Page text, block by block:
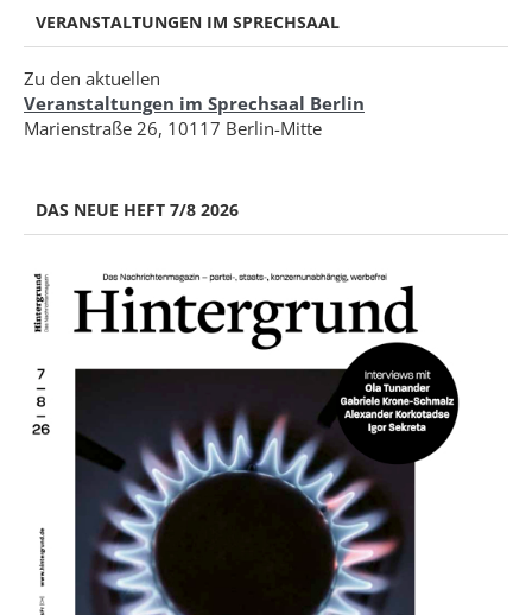
VERANSTALTUNGEN IM SPRECHSAAL
Zu den aktuellen
Veranstaltungen im Sprechsaal Berlin
Marienstraße 26, 10117 Berlin-Mitte
DAS NEUE HEFT 7/8 2026